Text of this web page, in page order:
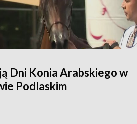
Dni Konia Arabskiego w
Podlaskim